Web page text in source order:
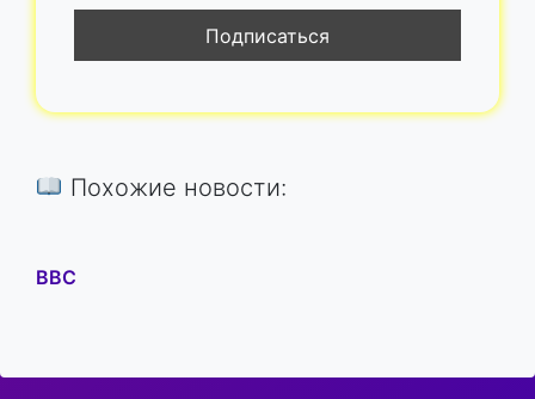
Похожие новости:
BBC